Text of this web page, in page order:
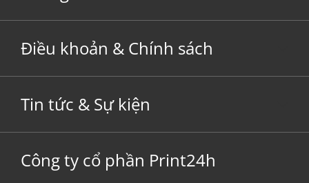
Điều khoản & Chính sách
Tin tức & Sự kiện
Công ty cổ phần Print24h